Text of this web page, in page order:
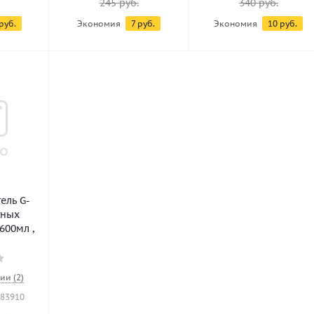
245руб.
Экономия 7руб.
340руб.
Экономия 10 руб.
G-
,
(2)